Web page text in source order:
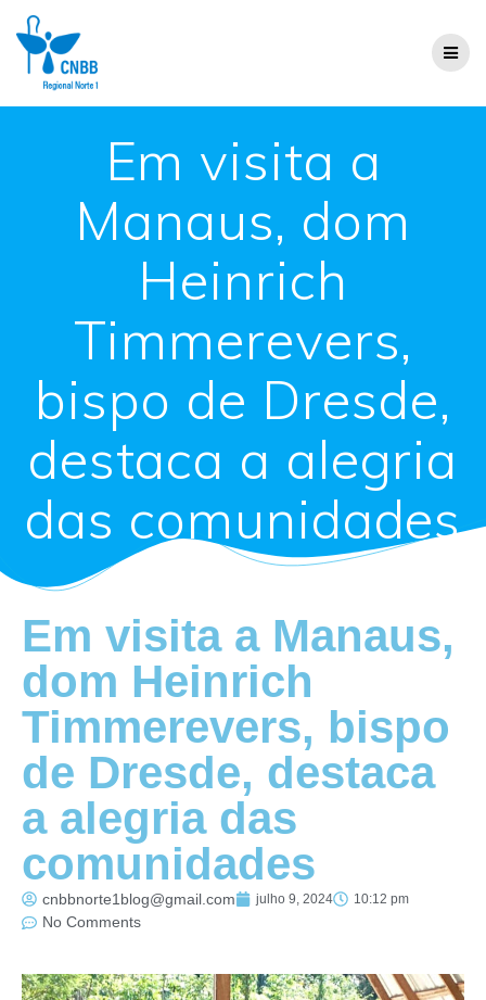
Em visita a
Manaus, dom
Heinrich
Timmerevers,
bispo de Dresde,
destaca a alegria
das comunidades
Em visita a Manaus,
dom Heinrich
Timmerevers, bispo
de Dresde, destaca
a alegria das
comunidades
cnbbnorte1blog@gmail.com julho 9, 2024 10:12 pm
No Comments